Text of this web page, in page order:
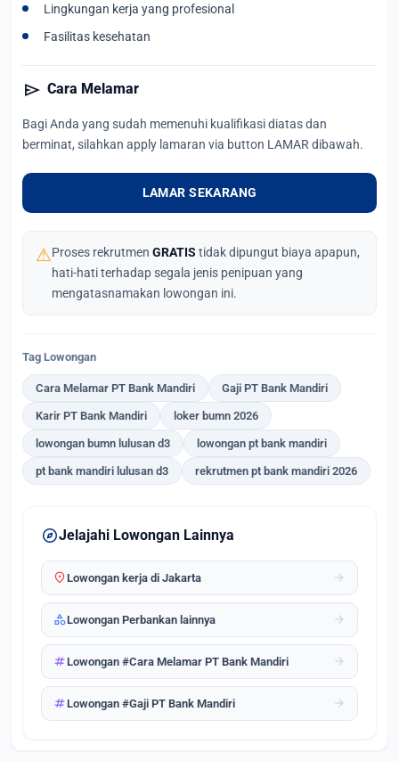
Lingkungan kerja yang profesional
Fasilitas kesehatan
send Cara Melamar
Bagi Anda yang sudah memenuhi kualifikasi diatas dan
berminat, silahkan apply lamaran via button LAMAR dibawah.
LAMAR SEKARANG
⚠Proses rekrutmen GRATIS tidak dipungut biaya apapun,
hati-hati terhadap segala jenis penipuan yang
mengatasnamakan lowongan ini.
Tag Lowongan
Cara Melamar PT Bank Mandiri Gaji PT Bank Mandiri
Karir PT Bank Mandiri loker bumn 2026
lowongan bumn lulusan d3 lowongan pt bank mandiri
pt bank mandiri lulusan d3 rekrutmen pt bank mandiri 2026
exploreJelajahi Lowongan Lainnya
location_onLowongan kerja di Jakarta arrow_forward
categoryLowongan Perbankan lainnya arrow_forward
tagLowongan #Cara Melamar PT Bank Mandiri arrow_forward
tagLowongan #Gaji PT Bank Mandiri arrow_forward